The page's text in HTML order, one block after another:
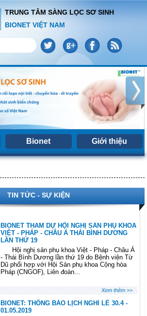
TRUNG TÂM SÀNG LỌC SƠ SINH
BIONET VIỆT NAM
Bionet Giới thiệu
TIN TỨC - SỰ KIỆN
BIONET THAM DỰ HỘI NGHỊ SẢN PHỤ KHOA
VIỆT - PHÁP - CHÂU Á THÁI BÌNH DƯƠNG
LẦN THỨ 19
Hội nghị sản phụ khoa Việt - Pháp - Châu Á
- Thái Bình Dương lần thứ 19 do Bệnh viện Từ
Dũ phối hợp với Hội Sản phụ khoa Cộng hòa
Pháp (CNGOF), Liên đoàn...
Xem thêm >>
BIONET: THÔNG BÁO LỊCH NGHỈ LỄ 30.4 -
01.05.2019